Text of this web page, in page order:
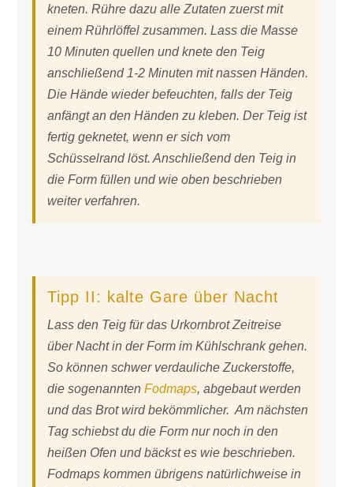
kneten. Rühre dazu alle Zutaten zuerst mit
einem Rührlöffel zusammen. Lass die Masse
10 Minuten quellen und knete den Teig
anschließend 1-2 Minuten mit nassen Händen.
Die Hände wieder befeuchten, falls der Teig
anfängt an den Händen zu kleben. Der Teig ist
fertig geknetet, wenn er sich vom
Schüsselrand löst. Anschließend den Teig in
die Form füllen und wie oben beschrieben
weiter verfahren.
Tipp II: kalte Gare über Nacht
Lass den Teig für das Urkornbrot Zeitreise
über Nacht in der Form im Kühlschrank gehen.
So können schwer verdauliche Zuckerstoffe,
die sogenannten Fodmaps, abgebaut werden
und das Brot wird bekömmlicher. Am nächsten
Tag schiebst du die Form nur noch in den
heißen Ofen und bäckst es wie beschrieben.
Fodmaps kommen übrigens natürlichweise in